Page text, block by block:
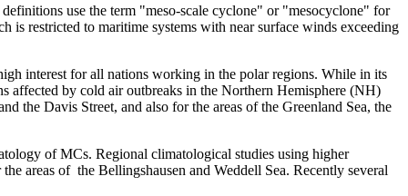
use the term "meso-scale cyclone" or "mesocyclone" for
restricted to maritime systems with near surface winds exceeding
interest for all nations working in the polar regions. While in its
affected by cold air outbreaks in the Northern Hemisphere (NH)
the Davis Street, and also for the areas of the Greenland Sea, the
of MCs. Regional climatological studies using higher
areas of the Bellingshausen and Weddell Sea. Recently several